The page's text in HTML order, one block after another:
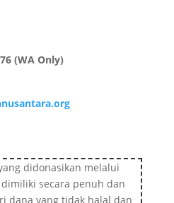
(WA Only)
didonasikan melalui
secara penuh dan
dana yang tidak halal dan